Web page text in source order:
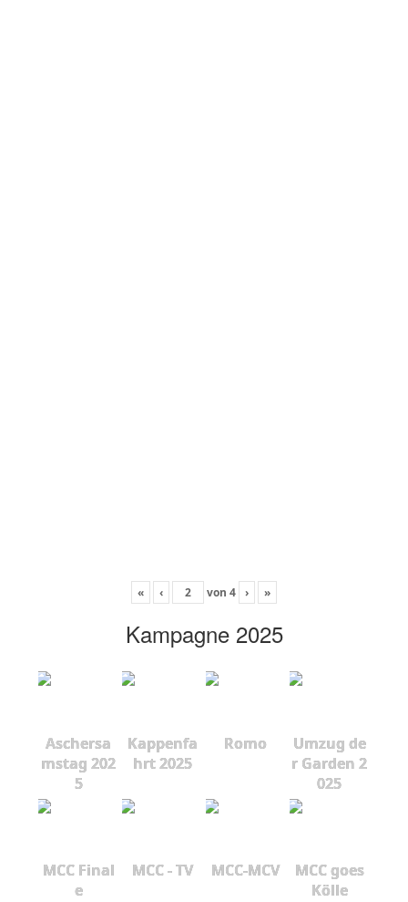
« ‹ von 4 › »
Kampagne 2025
Aschersa
mstag 202
5
Kappenfa
hrt 2025
Romo
Umzug de
r Garden 2
025
MCC Final
e
MCC - TV MCC-MCV
MCC goes
Kölle